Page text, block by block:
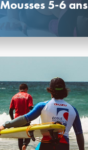
Mousses 5-6 ans